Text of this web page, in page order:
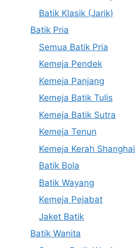
Batik Klasik (Jarik)
Batik Pria
Semua Batik Pria
Kemeja Pendek
Kemeja Panjang
Kemeja Batik Tulis
Kemeja Batik Sutra
Kemeja Tenun
Kemeja Kerah Shanghai
Batik Bola
Batik Wayang
Kemeja Pejabat
Jaket Batik
Batik Wanita